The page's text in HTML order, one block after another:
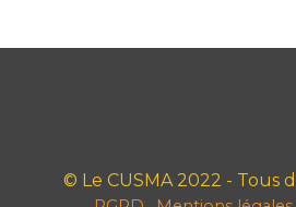
© Le CUSMA 2022 - Tous